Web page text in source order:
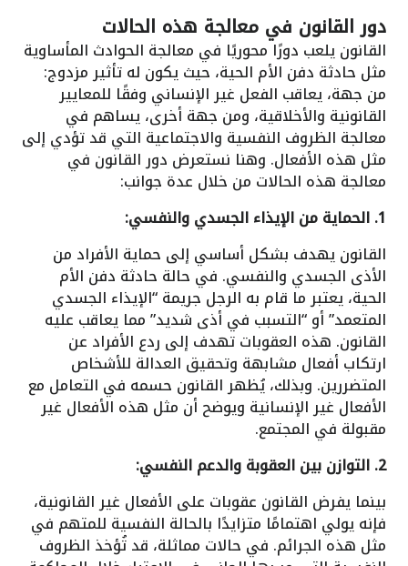
دور القانون في معالجة هذه الحالات
القانون يلعب دورًا محوريًا في معالجة الحوادث المأساوية
مثل حادثة دفن الأم الحية، حيث يكون له تأثير مزدوج:
من جهة، يعاقب الفعل غير الإنساني وفقًا للمعايير
القانونية والأخلاقية، ومن جهة أخرى، يساهم في
معالجة الظروف النفسية والاجتماعية التي قد تؤدي إلى
مثل هذه الأفعال. وهنا نستعرض دور القانون في
معالجة هذه الحالات من خلال عدة جوانب:
1. الحماية من الإيذاء الجسدي والنفسي:
القانون يهدف بشكل أساسي إلى حماية الأفراد من
الأذى الجسدي والنفسي. في حالة حادثة دفن الأم
الحية، يعتبر ما قام به الرجل جريمة “الإيذاء الجسدي
المتعمد” أو “التسبب في أذى شديد” مما يعاقب عليه
القانون. هذه العقوبات تهدف إلى ردع الأفراد عن
ارتكاب أفعال مشابهة وتحقيق العدالة للأشخاص
المتضررين. وبذلك، يُظهر القانون حسمه في التعامل مع
الأفعال غير الإنسانية ويوضح أن مثل هذه الأفعال غير
مقبولة في المجتمع.
2. التوازن بين العقوبة والدعم النفسي:
بينما يفرض القانون عقوبات على الأفعال غير القانونية،
فإنه يولي اهتمامًا متزايدًا بالحالة النفسية للمتهم في
مثل هذه الجرائم. في حالات مماثلة، قد تُؤخذ الظروف